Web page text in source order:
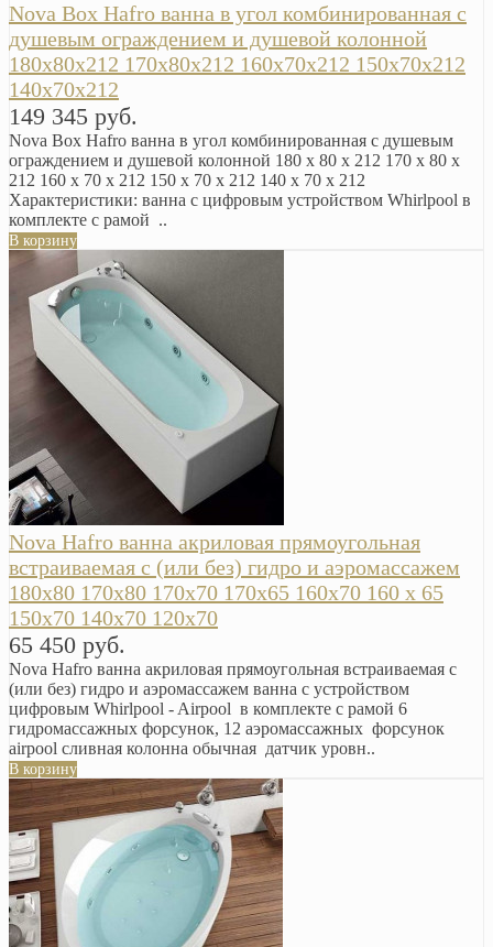
Nova Box Hafro ванна в угол комбинированная с
душевым ограждением и душевой колонной
180х80х212 170х80х212 160х70х212 150х70х212
140х70х212
149 345 руб.
Nova Box Hafro ванна в угол комбинированная с душевым
ограждением и душевой колонной 180 x 80 x 212 170 x 80 x
212 160 x 70 x 212 150 x 70 x 212 140 x 70 x 212
Характеристики: ванна с цифровым устройством Whirlpool в
комплекте с рамой ..
В корзину
Nova Hafro ванна акриловая прямоугольная
встраиваемая с (или без) гидро и аэромассажем
180х80 170х80 170х70 170х65 160х70 160 x 65
150х70 140х70 120х70
65 450 руб.
Nova Hafro ванна акриловая прямоугольная встраиваемая с
(или без) гидро и аэромассажем ванна с устройством
цифровым Whirlpool - Airpool в комплекте с рамой 6
гидромассажных форсунок, 12 аэромассажных форсунок
airpool сливная колонна обычная датчик уровн..
В корзину